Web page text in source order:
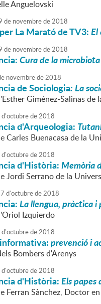
Anguelovski
de novembrede2018
La Marató de TV3:El
de novembrede2018
Cura de la
novembrede2018
de Sociologia: La
Giménez-Salinas de
d'octubrede2018
d'Arqueologia:
Carles Buenacasa de la
d'octubrede2018
d'Història:Memòria
Jordi Serrano de la
d'octubrede2018
La llengua, pràctica i
Izquierdo
d'octubrede2018
prevenció i
Bombers d'Arenys
d'octubrede2018
d'Història:Els papes
Ferran Sànchez, Doctor